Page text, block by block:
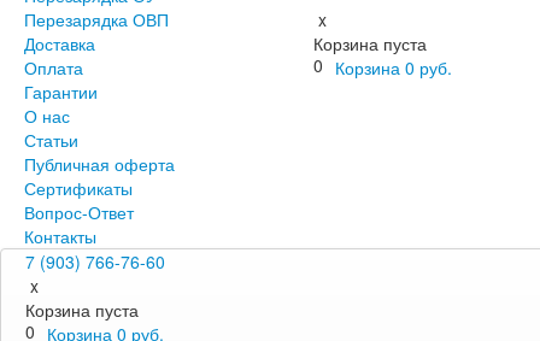
Перезарядка ОВП
Доставка
Оплата
Гарантии
О нас
Статьи
Публичная оферта
Сертификаты
Вопрос-Ответ
Контакты
x
Корзина пуста
0 Корзина 0 руб.
7 (903) 766-76-60
x
Корзина пуста
0 Корзина 0 руб.